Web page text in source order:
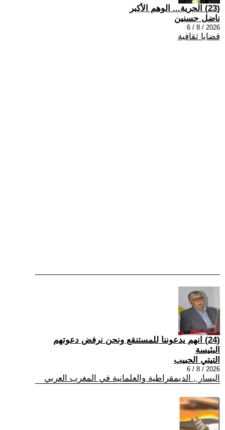
(23) الحرية... الوهم الأكبر
ناضل حسنين
2026 / 8 / 6
قضايا ثقافية
(24) انهم يدعوننا للمستنقع ونحن نرفض دعوتهم
البئيسة
التيتي الحبيب
2026 / 8 / 6
اليسار , الديمقراطية والعلمانية في المغرب العربي